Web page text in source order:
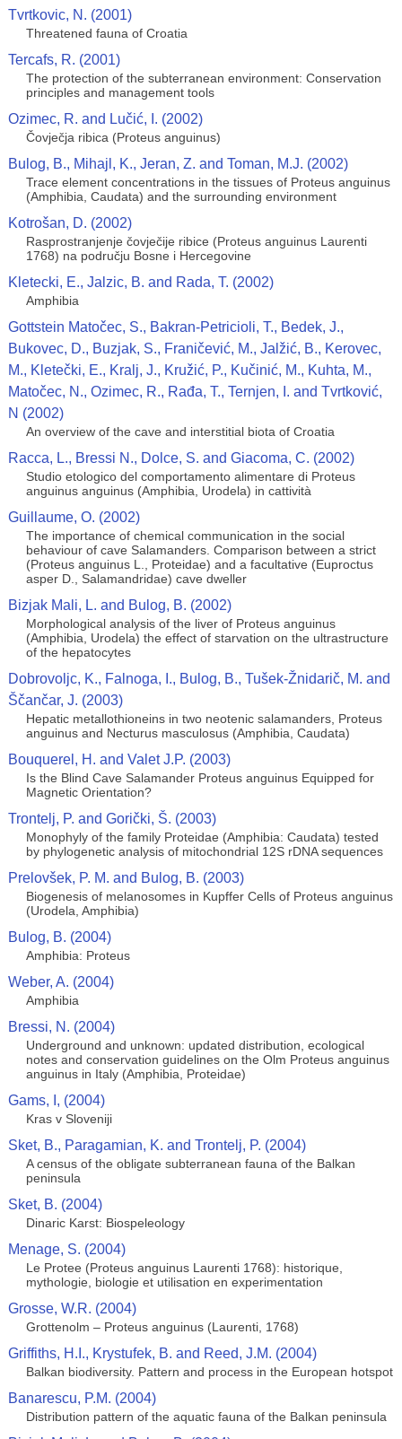
Tvrtkovic, N. (2001)
Threatened fauna of Croatia
Tercafs, R. (2001)
The protection of the subterranean environment: Conservation
principles and management tools
Ozimec, R. and Lučić, I. (2002)
Čovječja ribica (Proteus anguinus)
Bulog, B., Mihajl, K., Jeran, Z. and Toman, M.J. (2002)
Trace element concentrations in the tissues of Proteus anguinus
(Amphibia, Caudata) and the surrounding environment
Kotrošan, D. (2002)
Rasprostranjenje čovječije ribice (Proteus anguinus Laurenti
1768) na području Bosne i Hercegovine
Kletecki, E., Jalzic, B. and Rada, T. (2002)
Amphibia
Gottstein Matočec, S., Bakran-Petricioli, T., Bedek, J.,
Bukovec, D., Buzjak, S., Franičević, M., Jalžić, B., Kerovec,
M., Kletečki, E., Kralj, J., Kružić, P., Kučinić, M., Kuhta, M.,
Matočec, N., Ozimec, R., Rađa, T., Ternjen, I. and Tvrtković,
N (2002)
An overview of the cave and interstitial biota of Croatia
Racca, L., Bressi N., Dolce, S. and Giacoma, C. (2002)
Studio etologico del comportamento alimentare di Proteus
anguinus anguinus (Amphibia, Urodela) in cattività
Guillaume, O. (2002)
The importance of chemical communication in the social
behaviour of cave Salamanders. Comparison between a strict
(Proteus anguinus L., Proteidae) and a facultative (Euproctus
asper D., Salamandridae) cave dweller
Bizjak Mali, L. and Bulog, B. (2002)
Morphological analysis of the liver of Proteus anguinus
(Amphibia, Urodela) the effect of starvation on the ultrastructure
of the hepatocytes
Dobrovoljc, K., Falnoga, I., Bulog, B., Tušek-Žnidarič, M. and
Ščančar, J. (2003)
Hepatic metallothioneins in two neotenic salamanders, Proteus
anguinus and Necturus masculosus (Amphibia, Caudata)
Bouquerel, H. and Valet J.P. (2003)
Is the Blind Cave Salamander Proteus anguinus Equipped for
Magnetic Orientation?
Trontelj, P. and Gorički, Š. (2003)
Monophyly of the family Proteidae (Amphibia: Caudata) tested
by phylogenetic analysis of mitochondrial 12S rDNA sequences
Prelovšek, P. M. and Bulog, B. (2003)
Biogenesis of melanosomes in Kupffer Cells of Proteus anguinus
(Urodela, Amphibia)
Bulog, B. (2004)
Amphibia: Proteus
Weber, A. (2004)
Amphibia
Bressi, N. (2004)
Underground and unknown: updated distribution, ecological
notes and conservation guidelines on the Olm Proteus anguinus
anguinus in Italy (Amphibia, Proteidae)
Gams, I, (2004)
Kras v Sloveniji
Sket, B., Paragamian, K. and Trontelj, P. (2004)
A census of the obligate subterranean fauna of the Balkan
peninsula
Sket, B. (2004)
Dinaric Karst: Biospeleology
Menage, S. (2004)
Le Protee (Proteus anguinus Laurenti 1768): historique,
mythologie, biologie et utilisation en experimentation
Grosse, W.R. (2004)
Grottenolm – Proteus anguinus (Laurenti, 1768)
Griffiths, H.I., Krystufek, B. and Reed, J.M. (2004)
Balkan biodiversity. Pattern and process in the European hotspot
Banarescu, P.M. (2004)
Distribution pattern of the aquatic fauna of the Balkan peninsula